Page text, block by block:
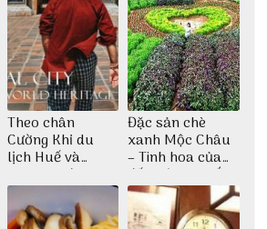
Theo chân
Cường Khỉ du
lịch Huế và
check-in đúng
những góc chụp
đẹp
Đặc sản chè
xanh Mộc Châu
– Tinh hoa của
đất trời Tây Bắc